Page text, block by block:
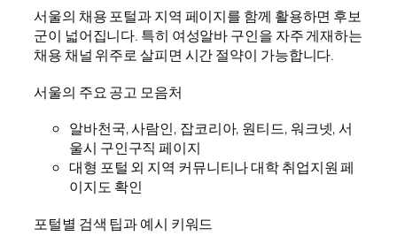
서울의 채용 포털과 지역 페이지를 함께 활용하면 후보
군이 넓어집니다. 특히 여성알바 구인을 자주 게재하는
채용 채널 위주로 살피면 시간 절약이 가능합니다.
서울의 주요 공고 모음처
알바천국, 사람인, 잡코리아, 원티드, 워크넷, 서
울시 구인구직 페이지
대형 포털 외 지역 커뮤니티나 대학 취업지원 페
이지도 확인
포털별 검색 팁과 예시 키워드